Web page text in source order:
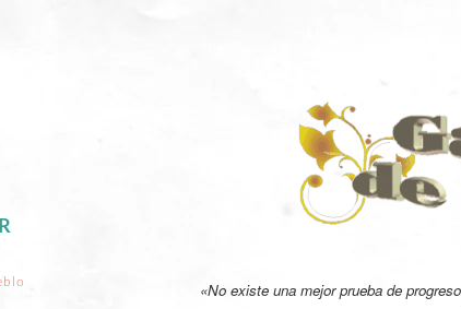
«No existe una mejor prueba de